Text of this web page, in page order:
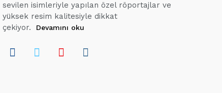
sevilen isimleriyle yapılan özel röportajlar ve
yüksek resim kalitesiyle dikkat
çekiyor.
Devamını oku